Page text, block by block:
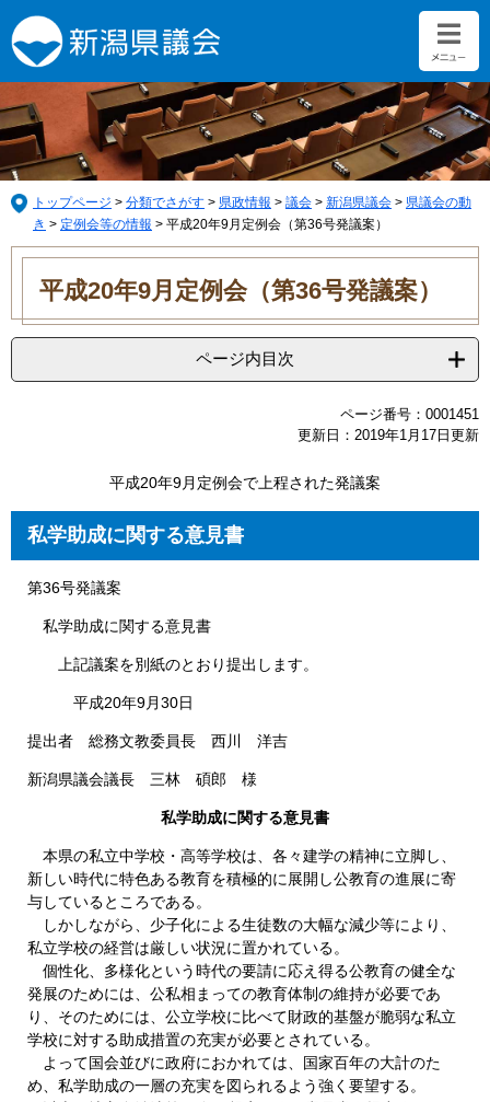
ー
ジ
の
先
頭
で
す。
ニ
ュ
ー
を
飛
ば
し
て
トップページ > 分類でさがす > 県政情報 > 議会 > 新潟県議会 > 県議会の動
き > 定例会等の情報 > 平成20年9月定例会（第36号発議案）
本
平成20年9月定例会（第36号発議案）
ページ内目次
ページ番号：0001451
更新日：2019年1月17日更新
平成20年9月定例会で上程された発議案
私学助成に関する意見書
第36号発議案
私学助成に関する意見書
上記議案を別紙のとおり提出します。
平成20年9月30日
提出者 総務文教委員長 西川 洋吉
新潟県議会議長 三林 碩郎 様
私学助成に関する意見書
本県の私立中学校・高等学校は、各々建学の精神に立脚し、
新しい時代に特色ある教育を積極的に展開し公教育の進展に寄
与しているところである。
しかしながら、少子化による生徒数の大幅な減少等により、
私立学校の経営は厳しい状況に置かれている。
個性化、多様化という時代の要請に応え得る公教育の健全な
発展のためには、公私相まっての教育体制の維持が必要であ
り、そのためには、公立学校に比べて財政的基盤が脆弱な私立
学校に対する助成措置の充実が必要とされている。
よって国会並びに政府におかれては、国家百年の大計のた
め、私学助成の一層の充実を図られるよう強く要望する。